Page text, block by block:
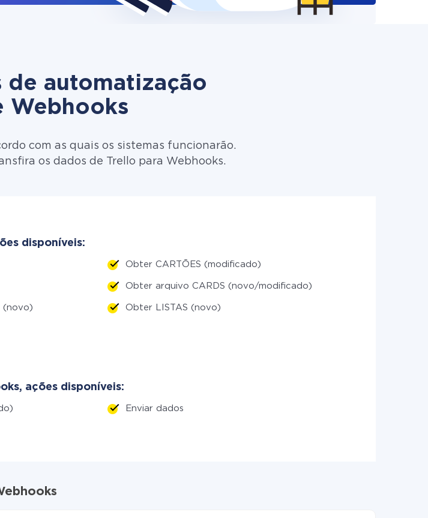
de automatização
Webhooks
com as quais os sistemas funcionarão.
os dados de Trello para Webhooks.
disponíveis:
Obter CARTÕES (modificado)
Obter arquivo CARDS (novo/modificado)
(novo) Obter LISTAS (novo)
ações disponíveis:
Enviar dados